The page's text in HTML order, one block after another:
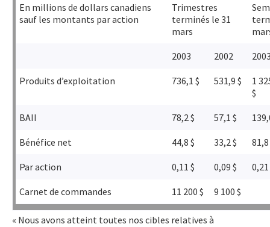
En millions de dollars canadiens
sauf les montants par action
Trimestres
terminés le 31
mars
2003 2002
Produits d’exploitation 736,1 $ 531,9 $
1
$
BAII 78,2 $ 57,1 $
Bénéfice net 44,8 $ 33,2 $ 81,8
Par action 0,11 $ 0,09 $ 0,21
Carnet de commandes 11 200 $ 9 100 $
« Nous avons atteint toutes nos cibles relatives à